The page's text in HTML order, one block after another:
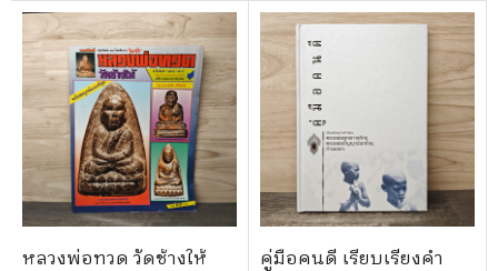
หลวงพ่อทวด วัดช้างให้
คู่มือคนดี เรียบเรียงคำ